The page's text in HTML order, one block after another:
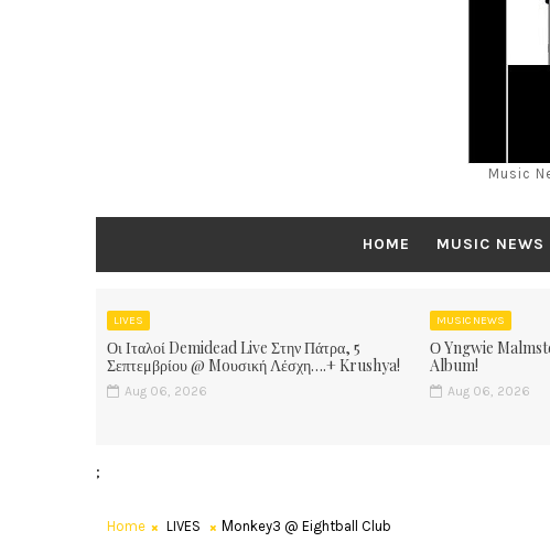
Music
HOME MUSIC NEWS
LIVES
Οι Ιταλοί Demidead Live Στην Πάτρα, 5
Σεπτεμβρίου @ Moυσική Λέσχη….+ Krushya!
Aug 06, 2026
MUSIC NEWS
Ο Yngwie
Album!
Aug 06, 2026
;
Home LIVES Μonkey3 @ Eightball Club